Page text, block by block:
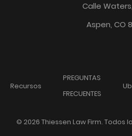
Calle
Aspen, CO
Recursos
PREGUNTAS
FRECUENTES
© 2026 Thiessen Law Firm. Todos